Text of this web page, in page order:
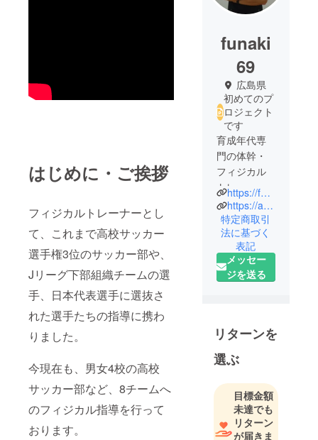
はじめに・ご挨拶
フィジカルトレーナーとし
て、これまで高校サッカー
選手権3位のサッカー部や、
Jリーグ下部組織チームの選
手、日本代表選手に選抜さ
れた選手たちの指導に携わ
りました。
今現在も、男女4校の高校
サッカー部など、8チームへ
のフィジカル指導を行って
おります。
funaki
69
広島県
初めてのプ
ロジェクト
です
育成年代専
門の体幹・
フィジカル
トレー
ナー。
高校サッ
カー選手権3
位のサッ
カー部や、J
リーグ下部
本代表選手
に選抜され
た選手たち
わり、今現
在も、男女4
校の高校
サッカー部
https://fpc-hp.com
https://athroot.net
特定商取引
法に基づく
表記
メッセー
ジを送る
リターンを
選ぶ
目標金額
未達でも
リターン
が届きま